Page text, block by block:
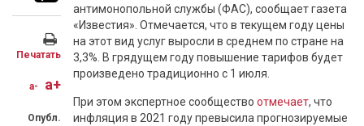
Печатать
a- a+
Опубл.
антимонопольной службы (ФАС), сообщает газета
«Известия». Отмечается, что в текущем году цены
на этот вид услуг выросли в среднем по стране на
3,3%. В грядущем году повышение тарифов будет
произведено традиционно с 1 июля.
При этом экспертное сообщество отмечает, что
инфляция в 2021 году превысила прогнозируемые